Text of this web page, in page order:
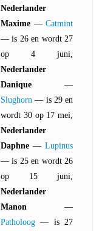
Nederlander
Maxime — Catmint
— is 26 en wordt 27
op 4 juni,
Nederlander
Danique —
Slughorn — is 29 en
wordt 30 op 17 mei,
Nederlander
Daphne — Lupinus
— is 25 en wordt 26
op 15 juni,
Nederlander
Manon —
Patholoog — is 27